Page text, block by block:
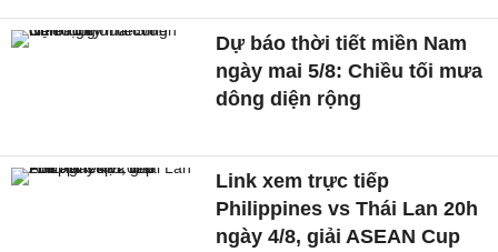
Dự báo thời tiết miền Nam
ngày mai 5/8: Chiều tối mưa
dông diện rộng
Link xem trực tiếp
Philippines vs Thái Lan 20h
ngày 4/8, giải ASEAN Cup